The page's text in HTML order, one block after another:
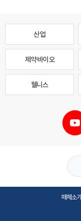
산업
제약·바이오
웰니스
매체소개